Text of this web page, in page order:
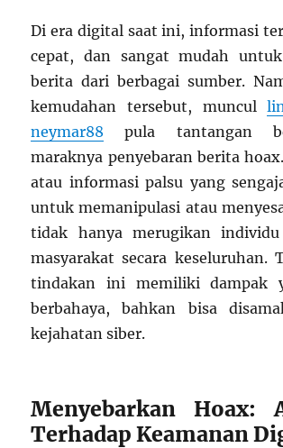
Di era digital saat ini, informasi
cepat, dan sangat mudah untuk
berita dari berbagai sumber.
kemudahan tersebut, muncul
neymar88 pula tantangan
maraknya penyebaran berita
atau informasi palsu yang
untuk memanipulasi atau
tidak hanya merugikan
masyarakat secara keseluruhan.
tindakan ini memiliki dampak
berbahaya, bahkan bisa
kejahatan siber.
Menyebarkan Hoax:
Terhadap Keamanan